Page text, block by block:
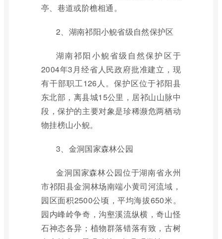
亭、巷道或阶檐相通。
2、湖南祁阳小鲵省级自然保护区
湖南祁阳小鲵省级自然保护区于
2004年3月经省人民政府批准建立，现
有干部职工126人。保护区位于祁阳县
东北部，离县城15公里，居祁山山脉中
段，保护的主要对象是珍稀濒危两栖动
物挂榜山小鲵。
3、金洞国家森林公园
金洞国家森林公园位于湖南省永州
市祁阳县金洞林场南端小黄司河流域，
园区面积2500公顷，平均海拔650米。
园内峰岭争奇，沟壑溪流纵横，奇山怪
石神态各异；植物群落错落有致，古树